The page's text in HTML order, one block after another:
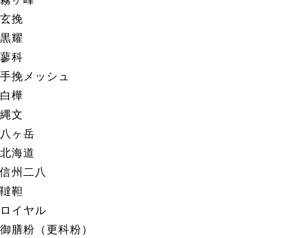
玄挽
黒耀
蓼科
手挽メッシュ
白樺
縄文
八ヶ岳
北海道
信州二八
韃靼
ロイヤル
御膳粉（更科粉）